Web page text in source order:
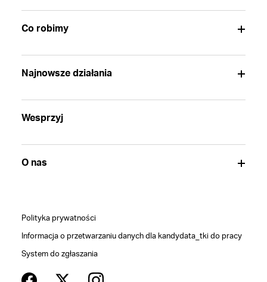
Co robimy
Najnowsze działania
Wesprzyj
O nas
Polityka prywatności
Informacja o przetwarzaniu danych dla kandydata_tki do pracy
System do zgłaszania